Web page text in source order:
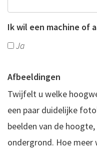
Ik wil een machine of
Ja
Afbeeldingen
Twijfelt u welke
een paar duidelijke
beelden van de
ondergrond. Hoe meer